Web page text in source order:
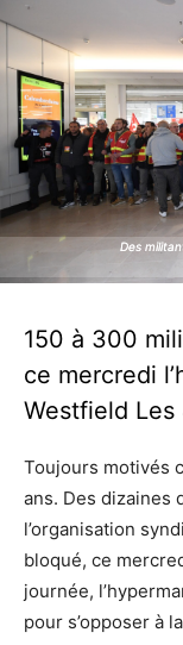
Des
Des
150 à 300
ce mercredi
Westfield Les
Toujours motivés
ans. Des dizaines
l’organisation
bloqué, ce
journée,
pour s’opposer à